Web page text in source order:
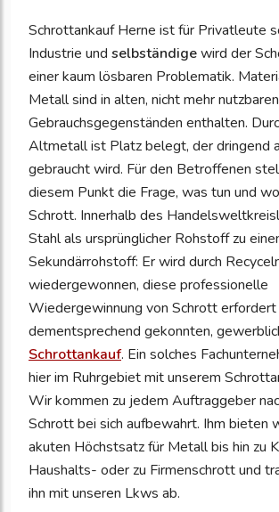
Schrottankauf Herne ist für Privatleute
Industrie und selbständigewird der
einer kaum lösbaren Problematik.
Metall sind in alten, nicht mehr nutzbaren
Gebrauchsgegenständen enthalten.
Altmetall ist Platz belegt, der dringend
gebraucht wird. Für den Betroffenen
diesem Punkt die Frage, was tun und
Schrott. Innerhalb des
Stahl als ursprünglicher Rohstoff zu
Sekundärrohstoff: Er wird durch
wiedergewonnen, diese professionelle
Wiedergewinnung von Schrott erfordert
dementsprechend gekonnten,
Schrottankauf. Ein solches
hier im Ruhrgebiet mit unserem
Wir kommen zu jedem Auftraggeber
Schrott bei sich aufbewahrt. Ihm bieten
akuten Höchstsatz für Metall bis hin zu
Haushalts- oder zu Firmenschrott und
ihn mit unseren Lkws ab.